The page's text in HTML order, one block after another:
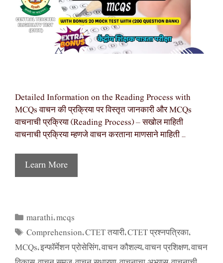
Detailed Information on the Reading Process with
MCQs वाचन की प्रक्रिया पर विस्तृत जानकारी और MCQs
वाचनाची प्रक्रिया (Reading Process) – सखोल माहिती
वाचनाची प्रक्रिया म्हणजे वाचन करताना माणसाने माहिती …
Learn More
Categories
marathi,mcqs
Tags
Comprehension,CTET तयारी,CTET प्रश्नपत्रिका,
MCQs,इन्फॉर्मेशन प्रोसेसिंग,वाचन कौशल्य,वाचन प्रशिक्षण,वाचन